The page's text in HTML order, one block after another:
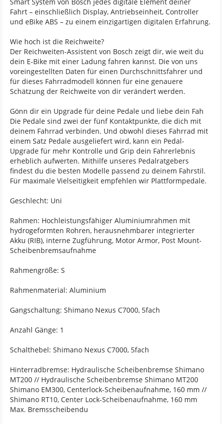
Fahrt – einschließlich Display, Antriebseinheit, Controller
und eBike ABS – zu einem einzigartigen digitalen Erfahrung.
Wie hoch ist die Reichweite?
Der Reichweiten-Assistent von Bosch zeigt dir, wie weit du
dein E-Bike mit einer Ladung fahren kannst. Die von uns
voreingestellten Daten für einen Durchschnittsfahrer und
für dieses Fahrradmodell können für eine genauere
Schätzung der Reichweite von dir verändert werden.
Gönn dir ein Upgrade für deine Pedale und liebe dein Fah
Die Pedale sind zwei der fünf Kontaktpunkte, die dich mit
deinem Fahrrad verbinden. Und obwohl dieses Fahrrad mit
einem Satz Pedale ausgeliefert wird, kann ein Pedal-
Upgrade für mehr Kontrolle und Grip dein Fahrerlebnis
erheblich aufwerten. Mithilfe unseres Pedalratgebers
findest du die besten Modelle passend zu deinem Fahrstil.
Für maximale Vielseitigkeit empfehlen wir Plattformpedale.
Geschlecht: Uni
Rahmen: Hochleistungsfähiger Aluminiumrahmen mit
hydrogeformten Rohren, herausnehmbarer integrierter
Akku (RIB), interne Zugführung, Motor Armor, Post Mount-
Scheibenbremsaufnahme
Rahmengröße: S
Rahmenmaterial: Aluminium
Gangschaltung: Shimano Nexus C7000, 5fach
Anzahl Gänge: 1
Schalthebel: Shimano Nexus C7000, 5fach
Hinterradbremse: Hydraulische Scheibenbremse Shimano
MT200 // Hydraulische Scheibenbremse Shimano MT200
Shimano EM300, Centerlock-Scheibenaufnahme, 160 mm //
Shimano RT10, Center Lock-Scheibenaufnahme, 160 mm
Max. Bremsscheibendu